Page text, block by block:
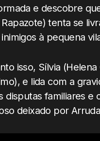
e descobre
tenta se
à pequena
isso, Sílvia
e lida com a
disputas familiares e
deixado por